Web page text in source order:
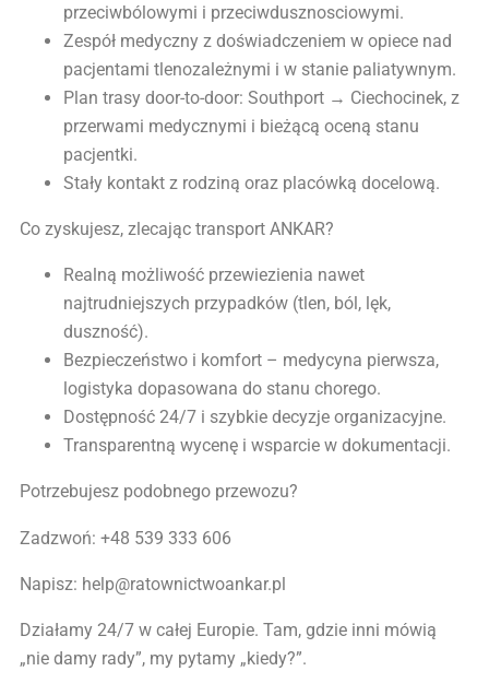
przeciwbólowymi i przeciwdusznosciowymi.
Zespół medyczny z doświadczeniem w opiece nad
pacjentami tlenozależnymi i w stanie paliatywnym.
Plan trasy door-to-door: Southport → Ciechocinek, z
przerwami medycznymi i bieżącą oceną stanu
pacjentki.
Stały kontakt z rodziną oraz placówką docelową.
Co zyskujesz, zlecając transport ANKAR?
Realną możliwość przewiezienia nawet
najtrudniejszych przypadków (tlen, ból, lęk,
duszność).
Bezpieczeństwo i komfort – medycyna pierwsza,
logistyka dopasowana do stanu chorego.
Dostępność 24/7 i szybkie decyzje organizacyjne.
Transparentną wycenę i wsparcie w dokumentacji.
Potrzebujesz podobnego przewozu?
Zadzwoń: +48 539 333 606
Napisz: help@ratownictwoankar.pl
Działamy 24/7 w całej Europie. Tam, gdzie inni mówią
„nie damy rady”, my pytamy „kiedy?”.